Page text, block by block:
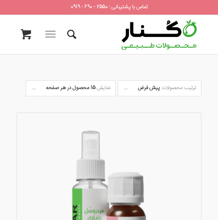
تماس با پشتیبانی : 2550 - 690 - 0919
ترتیب محصولات:پیش فرض نمایش15 محصول در هر صفحه